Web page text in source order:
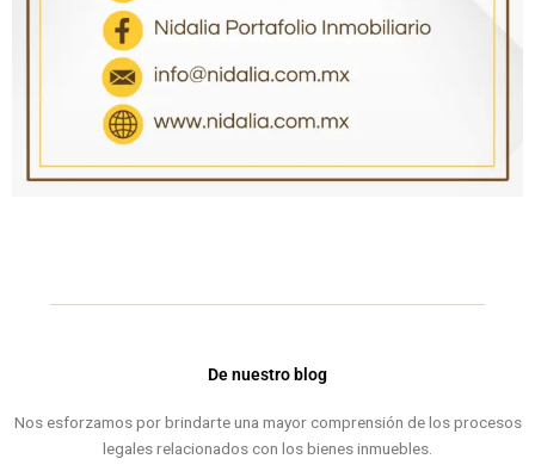
De nuestro blog
Nos esforzamos por brindarte una mayor comprensión de los procesos
legales relacionados con los bienes inmuebles.